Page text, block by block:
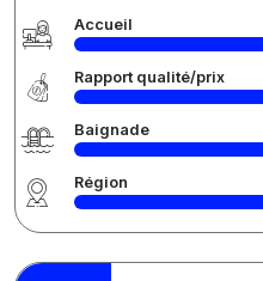
Accueil
Rapport qualité/prix
Baignade
Région